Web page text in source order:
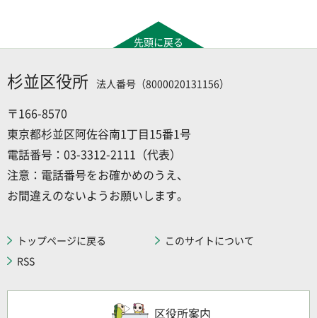
先頭に戻る
杉並区役所 法人番号（8000020131156）
〒166-8570
東京都杉並区阿佐谷南1丁目15番1号
電話番号：03-3312-2111（代表）
注意：電話番号をお確かめのうえ、
お間違えのないようお願いします。
トップページに戻る
このサイトについて
RSS
区役所案内